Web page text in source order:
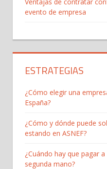
evento de empresa
ESTRATEGIAS
¿Cómo elegir una
España?
¿Cómo y dónde puede
estando en ASNEF?
¿Cuándo hay que pagar
segunda mano?